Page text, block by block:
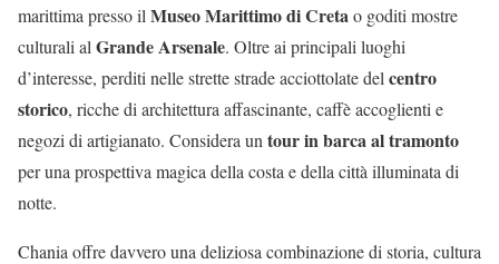
marittima presso il Museo Marittimo di Cretao goditi mostre
culturali al Grande Arsenale. Oltre ai principali luoghi
d’interesse, perditi nelle strette strade acciottolate del centro
storico, ricche di architettura affascinante, caffè accoglienti e
negozi di artigianato. Considera un tour in barca al tramonto
per una prospettiva magica della costa e della città illuminata di
notte.
Chania offre davvero una deliziosa combinazione di storia, cultura